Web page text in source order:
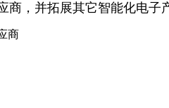
，并拓展其它智能化电子